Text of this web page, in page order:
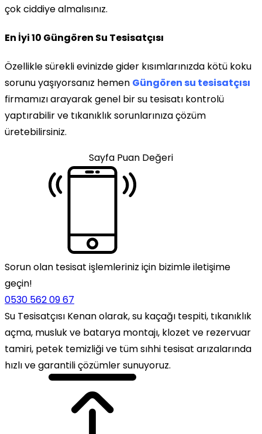
çok ciddiye almalısınız.
En İyi 10 Güngören Su Tesisatçısı
Özellikle sürekli evinizde gider kısımlarınızda kötü koku
sorunu yaşıyorsanız hemen Güngören su tesisatçısı
firmamızı arayarak genel bir su tesisatı kontrolü
yaptırabilir ve tıkanıklık sorunlarınıza çözüm
üretebilirsiniz.
Sayfa Puan Değeri
Sorun olan tesisat işlemleriniz için bizimle iletişime
geçin!
0530 562 09 67
Su Tesisatçısı Kenan olarak, su kaçağı tespiti, tıkanıklık
açma, musluk ve batarya montajı, klozet ve rezervuar
tamiri, petek temizliği ve tüm sıhhi tesisat arızalarında
hızlı ve garantili çözümler sunuyoruz.